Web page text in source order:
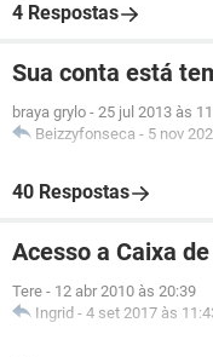
4 Respostas
Sua conta está
braya grylo - 25 jul 2013 às
Beizzyfonseca - 5 nov
40 Respostas
Acesso a Caixa
Tere - 12 abr 2010 às 20:39
Ingrid - 4 set 2017 às